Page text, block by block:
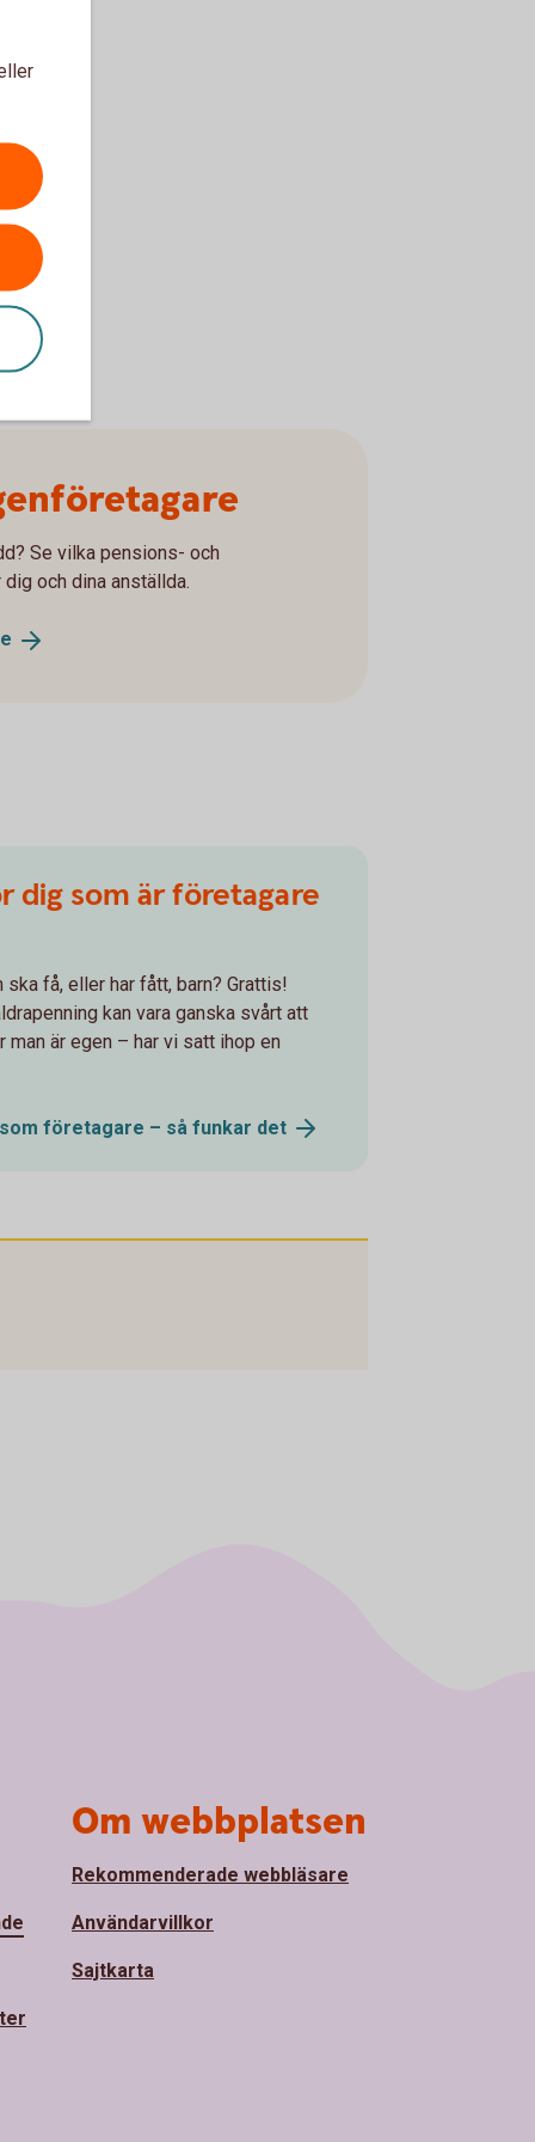
Se vilka pensions- och
och dina anställda.
dig som är företagare
få, eller har fått, barn? Grattis!
kan vara ganska svårt att
är egen – har vi satt ihop en
företagare – så funkar det
Om webbplatsen
Rekommenderade webbläsare
Användarvillkor
Sajtkarta